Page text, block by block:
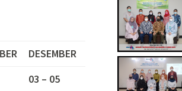
DESEMBER
03 – 05